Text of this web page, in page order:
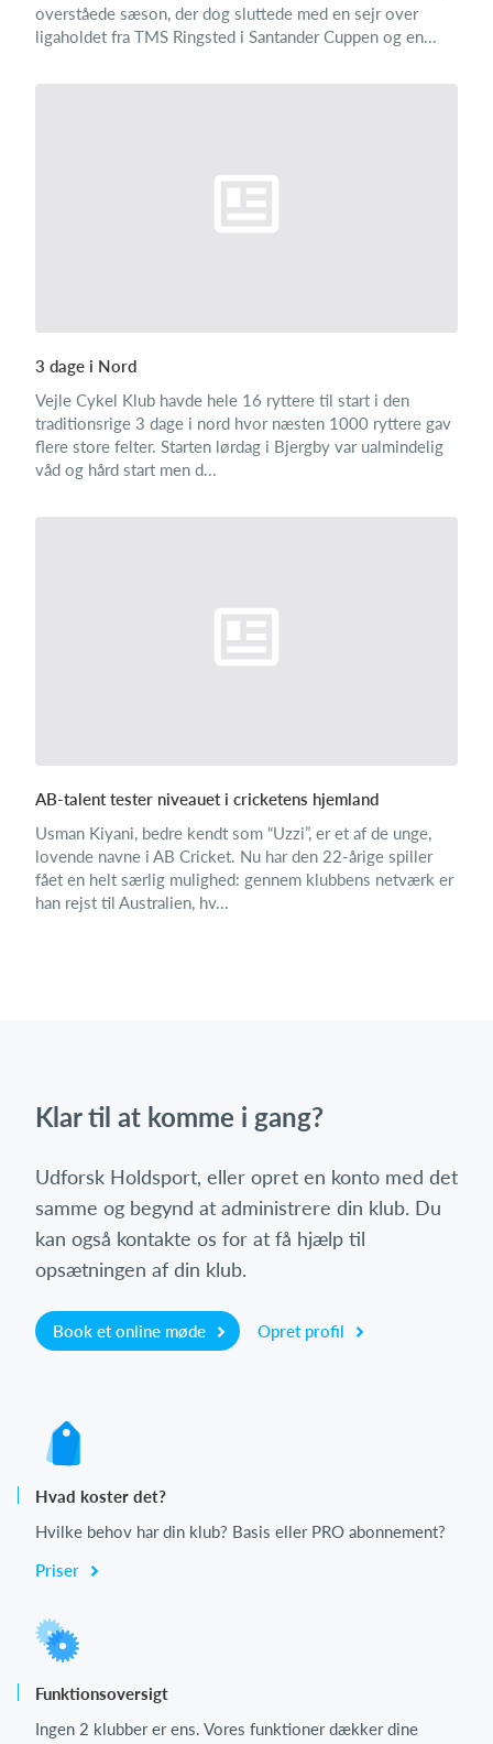
overståede sæson, der dog sluttede med en sejr over
ligaholdet fra TMS Ringsted i Santander Cuppen og en...
3 dage i Nord
Vejle Cykel Klub havde hele 16 ryttere til start i den
traditionsrige 3 dage i nord hvor næsten 1000 ryttere gav
flere store felter. Starten lørdag i Bjergby var ualmindelig
våd og hård start men d...
AB-talent tester niveauet i cricketens hjemland
Usman Kiyani, bedre kendt som “Uzzi”, er et af de unge,
lovende navne i AB Cricket. Nu har den 22-årige spiller
fået en helt særlig mulighed: gennem klubbens netværk er
han rejst til Australien, hv...
Klar til at komme i gang?
Udforsk Holdsport, eller opret en konto med det
samme og begynd at administrere din klub. Du
kan også kontakte os for at få hjælp til
opsætningen af din klub.
Book et online møde Opret profil
Hvad koster det?
Hvilke behov har din klub? Basis eller PRO abonnement?
Priser
Funktionsoversigt
Ingen 2 klubber er ens. Vores funktioner dækker dine